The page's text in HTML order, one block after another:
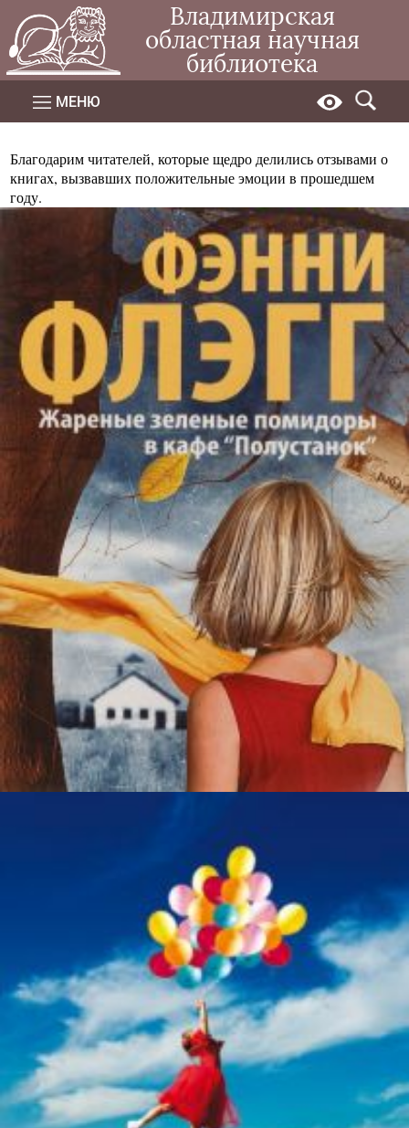
Владимирская
областная научная
библиотека
МЕНЮ
Благодарим читателей, которые щедро делились отзывами о
книгах, вызвавших положительные эмоции в прошедшем
году.